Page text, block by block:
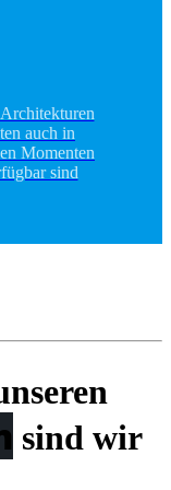
auch in
Momenten
sind
sind wir